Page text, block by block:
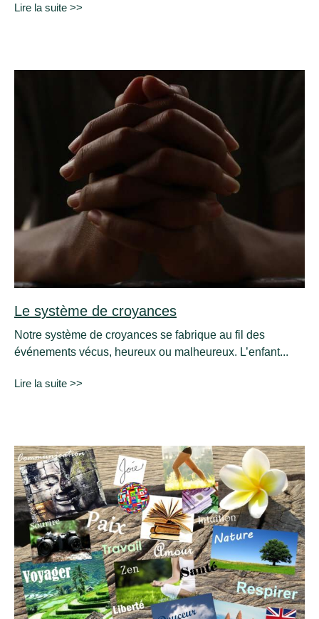
Lire la suite >>
Le système de croyances
Notre système de croyances se fabrique au fil des
événements vécus, heureux ou malheureux. L’enfant...
Lire la suite >>